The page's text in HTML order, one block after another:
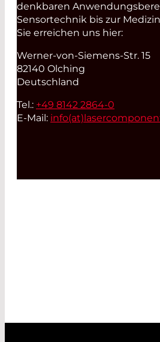
denkbaren
Sensortechnik bis zur
Sie erreichen uns hier:
Werner-von-Siemens-Str. 15
82140 Olching
Deutschland
Tel.: +49 8142 2864-0
E-Mail: info(at)